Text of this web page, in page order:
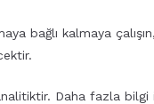
bağlı kalmaya
Daha fazla